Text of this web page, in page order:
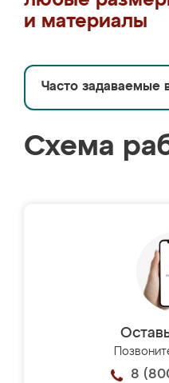
и материалы
Часто задаваемые
Схема
8